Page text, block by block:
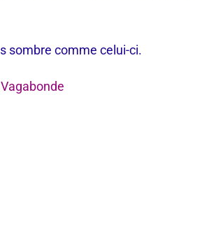
sombre comme celui-ci.